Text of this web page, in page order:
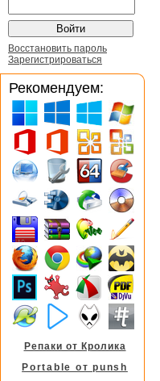
Восстановить пароль
Зарегистрироваться
Рекомендуем:
Репаки от Кролика
Portable от punsh